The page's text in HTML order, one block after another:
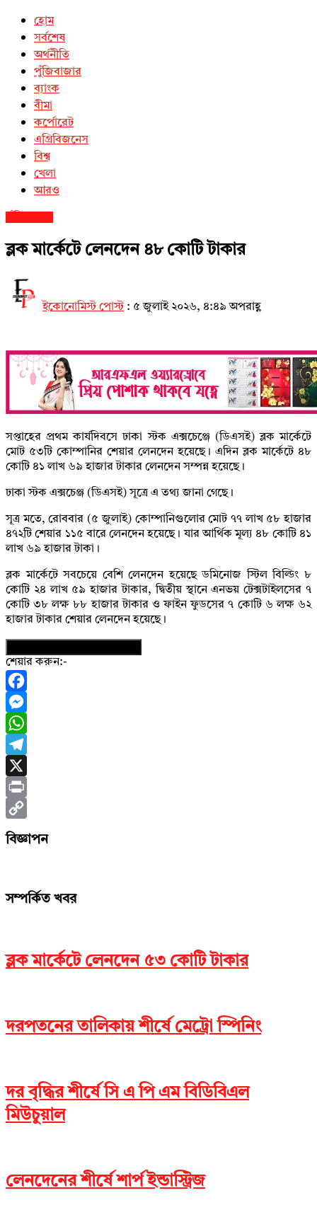
হোম
সর্বশেষ
অর্থনীতি
পুঁজিবাজার
ব্যাংক
বীমা
কর্পোরেট
এগ্রিবিজনেস
বিশ্ব
খেলা
আরও
ব্লক মার্কেটে লেনদেন ৪৮ কোটি টাকার
ইকোনোমিস্ট পোস্ট : ৫ জুলাই ২০২৬, ৪:৪৯ অপরাহ্ণ
সপ্তাহের প্রথম কার্যদিবসে ঢাকা স্টক এক্সচেঞ্জে (ডিএসই) ব্লক মার্কেটে
মোট ৫৩টি কোম্পানির শেয়ার লেনদেন হয়েছে। এদিন ব্লক মার্কেটে ৪৮
কোটি ৪১ লাখ ৬৯ হাজার টাকার লেনদেন সম্পন্ন হয়েছে।
ঢাকা স্টক এক্সচেঞ্জ (ডিএসই) সূত্রে এ তথ্য জানা গেছে।
সূত্র মতে, রোববার (৫ জুলাই) কোম্পানিগুলোর মোট ৭৭ লাখ ৫৮ হাজার
৪৭২টি শেয়ার ১১৫ বারে লেনদেন হয়েছে। যার আর্থিক মূল্য ৪৮ কোটি ৪১
লাখ ৬৯ হাজার টাকা।
ব্লক মার্কেটে সবচেয়ে বেশি লেনদেন হয়েছে ডমিনোজ স্টিল বিল্ডিং ৮
কোটি ২৪ লাখ ৫৯ হাজার টাকার, দ্বিতীয় স্থানে এনভয় টেক্সটাইলসের ৭
কোটি ৩৮ লক্ষ ৮৮ হাজার টাকার ও ফাইন ফুডসের ৭ কোটি ৬ লক্ষ ৬২
হাজার টাকার শেয়ার লেনদেন হয়েছে।
শেয়ার করুন:-
Facebook
Messenger
WhatsApp
Telegram
X
Print
Copy
বিজ্ঞাপন
সম্পর্কিত খবর
ব্লক মার্কেটে লেনদেন ৫৩ কোটি টাকার
দরপতনের তালিকায় শীর্ষে মেট্রো স্পিনিং
দর বৃদ্ধির শীর্ষে সি এ পি এম বিডিবিএল
মিউচুয়াল
লেনদেনের শীর্ষে শার্প ইন্ডাস্ট্রিজ